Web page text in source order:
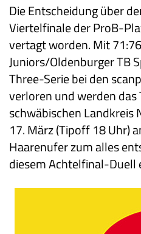
Die Entscheidung über
Viertelfinale der ProB-
vertagt worden. Mit
Juniors/Oldenburger TB
Three-Serie bei den
verloren und werden das
schwäbischen Landkreis
17. März (Tipoff 18 Uhr)
Haarenufer zum alles
diesem Achtelfinal-Duell